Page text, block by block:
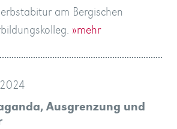
am Bergischen
»mehr
Ausgrenzung und